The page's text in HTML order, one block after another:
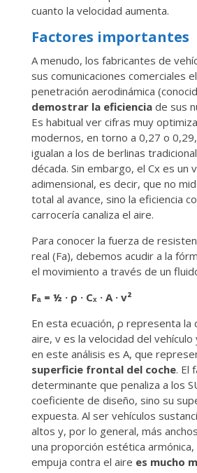
cuanto la velocidad aumenta.
Factores importantes
A menudo, los fabricantes de
sus comunicaciones comerciales
penetración aerodinámica
demostrar la eficienciade sus
Es habitual ver cifras muy
modernos, en torno a 0,27 o
igualan a los de berlinas
década. Sin embargo, el Cx​ es un
adimensional, es decir, que no
total al avance, sino la eficiencia
carrocería canaliza el aire.
Para conocer la fuerza de
real (Fa​), debemos acudir a la
el movimiento a través de un
Fₐ = ½ · ρ · Cₓ · A · v²
En esta ecuación, ρ representa la
aire, v es la velocidad del
en este análisis es A, que
superficie frontal del coche. El
determinante que penaliza a los
coeficiente de diseño, sino su
expuesta. Al ser vehículos
altos y, por lo general, más
una proporción estética
empuja contra el aire es mucho